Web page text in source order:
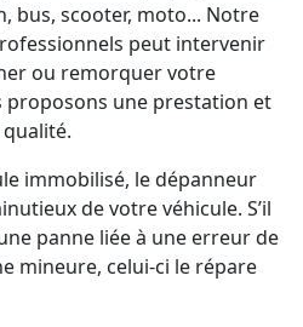
bus, scooter, moto... Notre
peut intervenir
ou remorquer votre
proposons une prestation et
immobilisé, le dépanneur
de votre véhicule. S’il
panne liée à une erreur de
mineure, celui-ci le répare